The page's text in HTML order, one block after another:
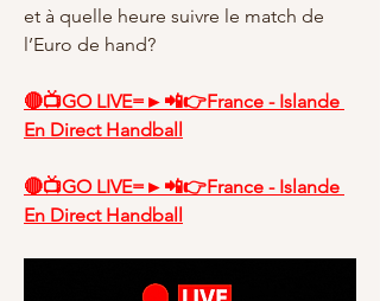
et à quelle heure suivre le match de
l’Euro de hand?
🔴📺GO LIVE=►📲👉France - Islande
En Direct Handball
🔴📺GO LIVE=►📲👉France - Islande
En Direct Handball